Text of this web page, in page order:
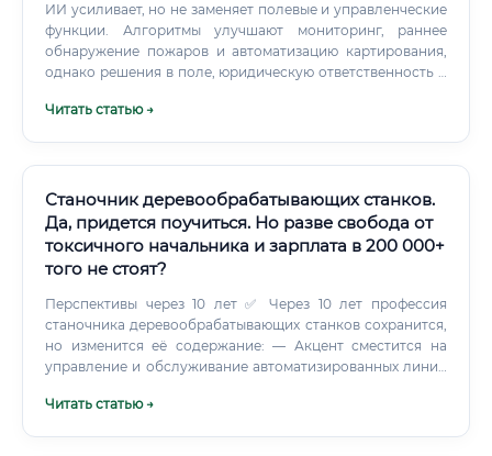
ИИ усиливает, но не заменяет полевые и управленческие
функции. Алгоритмы улучшают мониторинг, раннее
обнаружение пожаров и автоматизацию картирования,
однако решения в поле, юридическую ответственность и
Читать статью →
Станочник деревообрабатывающих станков.
Да, придется поучиться. Но разве свобода от
токсичного начальника и зарплата в 200 000+
того не стоят?
Перспективы через 10 лет ✅ Через 10 лет профессия
станочника деревообрабатывающих станков сохранится,
но изменится её содержание: — Акцент сместится на
управление и обслуживание автоматизированных линий
систем — Вырастет зарплатная вилка для
Читать статью →